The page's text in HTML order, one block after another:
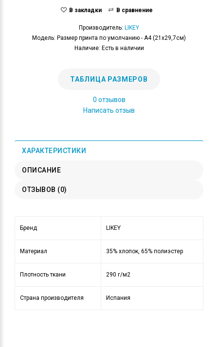
В закладки В сравнение
Производитель: LIKEY
Модель: Размер принта по умолчанию - А4 (21x29,7см)
Наличие: Есть в наличии
ТАБЛИЦА РАЗМЕРОВ
0 отзывов
Написать отзыв
ХАРАКТЕРИСТИКИ
ОПИСАНИЕ
ОТЗЫВОВ (0)
Бренд LIKEY
Материал 35% хлопок, 65% полиэстер
Плотность ткани 290 г/м2
Страна производителя Испания